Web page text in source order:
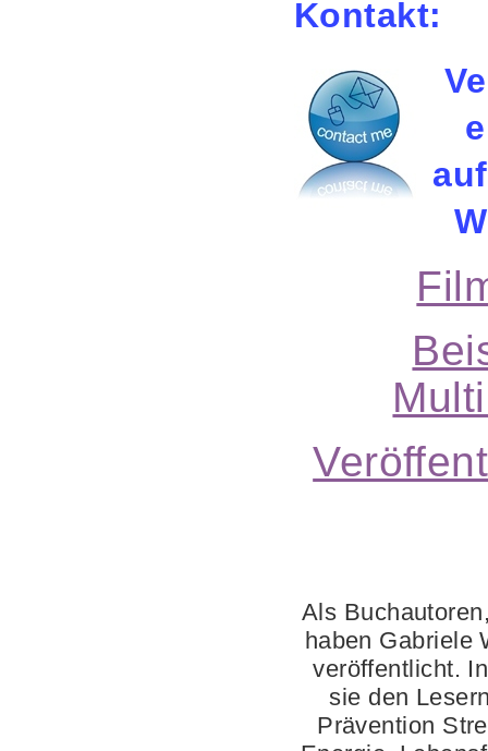
Kontakt:
Als
haben Gabriele
veröffentlicht.
sie den
Prävention